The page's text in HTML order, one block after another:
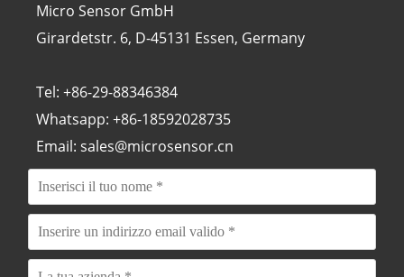
Micro Sensor GmbH
Girardetstr. 6, D-45131 Essen, Germany
Tel: +86-29-88346384
Whatsapp: +86-18592028735
Email: sales@microsensor.cn